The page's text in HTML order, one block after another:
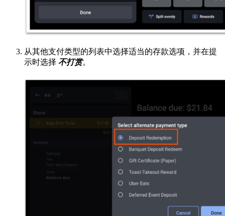
从其他支付类型的列表中选择适当的存款选项，并在提
示时选择 不打赏。